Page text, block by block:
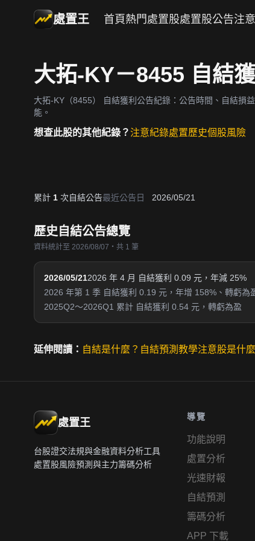
處置王 首頁 熱門處置股處置股公告注
大拓-KY－8455 自結
大拓-KY（8455）
自結獲利公告紀錄：公告時間、自結損
能。
想查此股的其他紀錄？注意紀錄處置歷史個股風險
累計 1 次自結公告最近公告日 2026/05/21
歷史自結公告總覽
資料統計至 2026/08/07・共 1 筆
2026/05/212026 年 4 月 自結獲利 0.09 元，年減 25%
2026 年第 1 季 自結獲利 0.19 元，年增 158%、轉虧為
2025Q2～2026Q1 累計 自結獲利 0.54 元，轉虧為盈
延伸閱讀： 自結是什麼？ 自結預測教學注意股是什
處置王
台股證交法規與金融資料分析工具
處置股風險預測與主力籌碼分析
導覽
功能說明
處置分析
光速財報
自結預測
籌碼分析
APP 下載